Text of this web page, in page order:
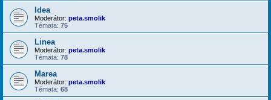
Idea
Moderátor: peta.smolik
Témata: 75
Linea
Moderátor: peta.smolik
Témata: 78
Marea
Moderátor: peta.smolik
Témata: 68